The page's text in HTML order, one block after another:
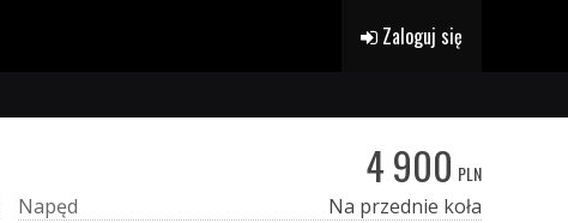
Zaloguj się
4 900 PLN
Napęd
Na przednie koła